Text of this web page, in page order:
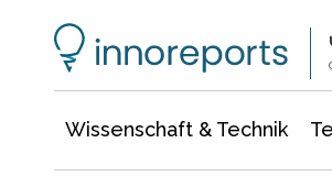
Wissenschaft & Technik